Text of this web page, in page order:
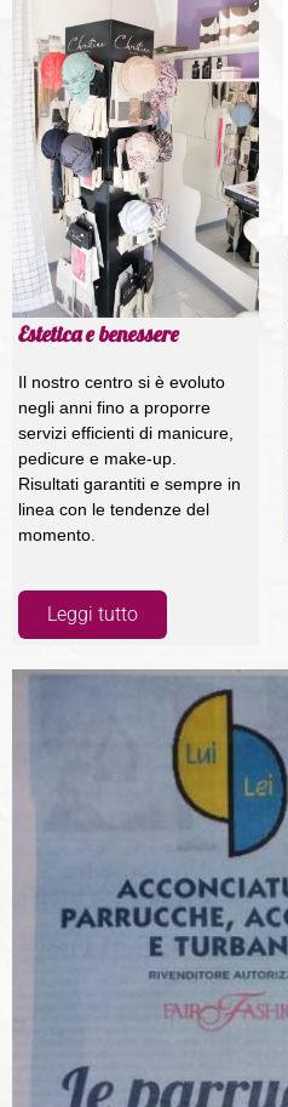
Estetica e benessere
Il nostro centro si è evoluto
negli anni fino a proporre
servizi efficienti di manicure,
pedicure e make-up.
Risultati garantiti e sempre in
linea con le tendenze del
momento.
Leggi tutto